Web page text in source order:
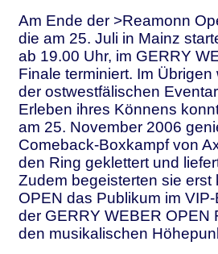
Am Ende der >Reamonn
die am 25. Juli in Mainz
ab 19.00 Uhr, im GERRY
Finale terminiert. Im
der ostwestfälischen
Erleben ihres Könnens
am 25. November 2006
Comeback-Boxkampf von
den Ring geklettert und
Zudem begeisterten sie
OPEN das Publikum im
der GERRY WEBER OPEN
den musikalischen